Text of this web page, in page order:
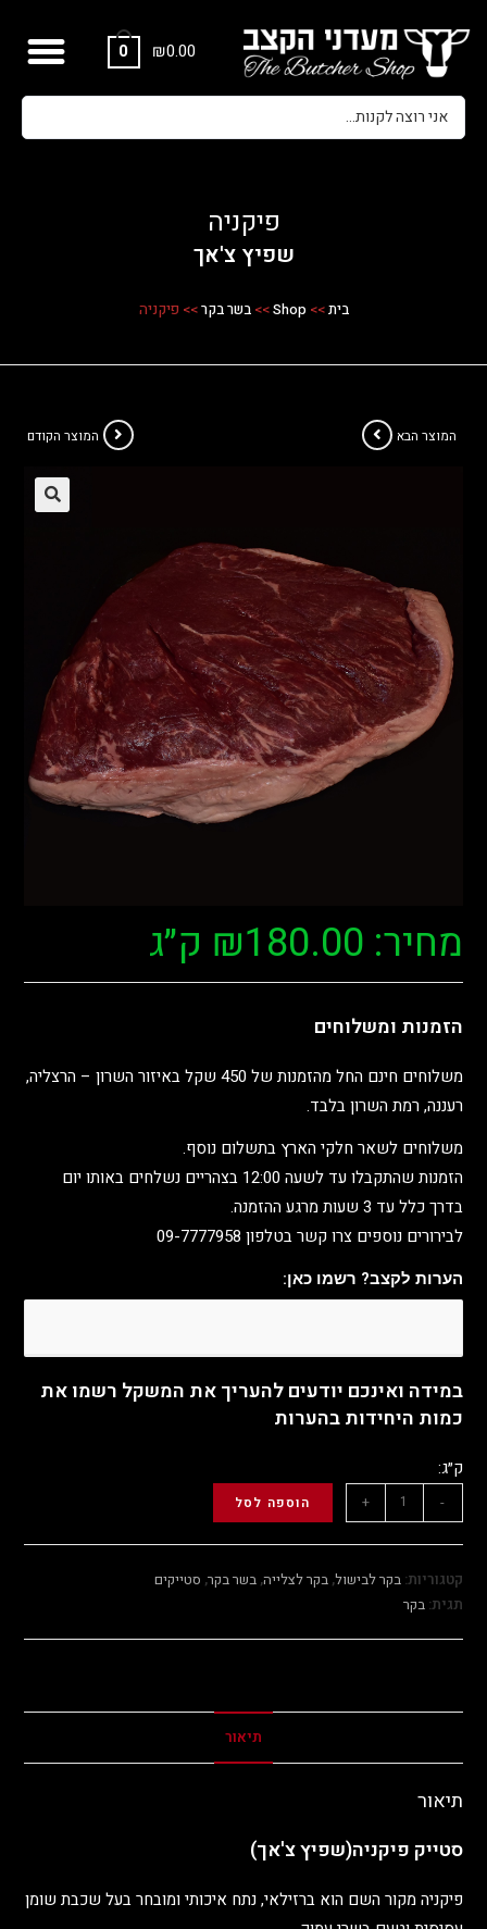
₪0.00
0
פיקניה
שפיץ צ'אך
בית>>
Shop
>>בשר בקר>> פיקניה
המוצר הקודם המוצר הבא
מחיר: ₪180.00 ק״ג
הזמנות ומשלוחים
משלוחים חינם החל מהזמנות של 450 שקל באיזור השרון – הרצליה,
רעננה, רמת השרון בלבד.
משלוחים לשאר חלקי הארץ בתשלום נוסף.
הזמנות שהתקבלו עד לשעה 12:00 בצהריים נשלחים באותו יום
בדרך כלל עד 3 שעות מרגע ההזמנה.
לבירורים נוספים צרו קשר בטלפון 09-7777958
הערות לקצב? רשמו כאן:
במידה ואינכם יודעים להעריך את המשקל רשמו את
כמות היחידות בהערות
ק״ג:
-
+ הוספה לסל
קטגוריות:בקר לבישול,בקר לצלייה,בשר בקר, סטייקים
תגית:בקר
תיאור
תיאור
סטייק פיקניה(שפיץ צ'אך)
פיקניה מקור השם הוא ברזילאי, נתח איכותי ומובחר בעל שכבת שומן